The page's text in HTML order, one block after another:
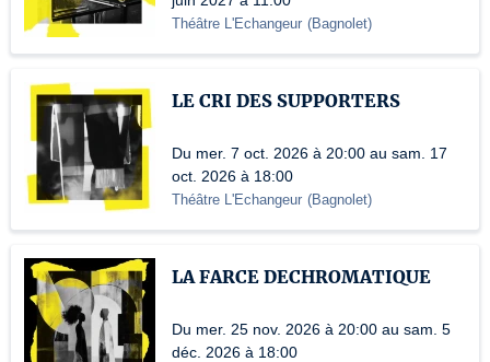
Théâtre L'Echangeur (Bagnolet)
LE CRI DES SUPPORTERS
Du mer. 7 oct. 2026 à 20:00 au sam. 17
oct. 2026 à 18:00
Théâtre L'Echangeur (Bagnolet)
LA FARCE DECHROMATIQUE
Du mer. 25 nov. 2026 à 20:00 au sam. 5
déc. 2026 à 18:00